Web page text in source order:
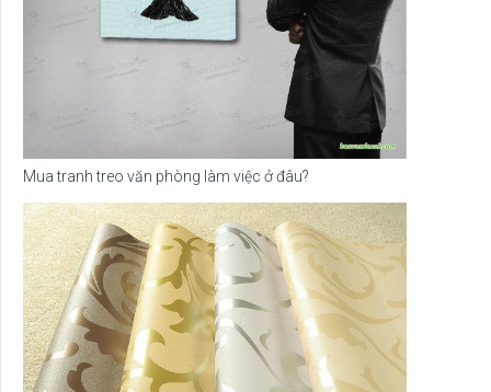
Mua tranh treo văn phòng làm việc ở đâu?